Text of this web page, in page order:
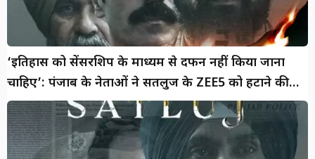
‘इतिहास को सेंसरशिप के माध्यम से दफन नहीं किया जाना
चाहिए’: पंजाब के नेताओं ने सतलुज के ZEE5 को हटाने की
निंदा की